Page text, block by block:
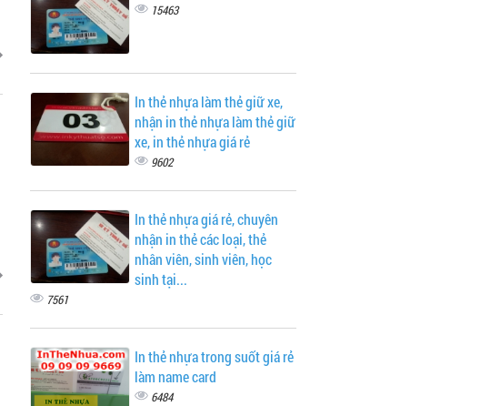
15463
In thẻ nhựa làm thẻ giữ xe,
nhận in thẻ nhựa làm thẻ giữ
xe, in thẻ nhựa giá rẻ
9602
In thẻ nhựa giá rẻ, chuyên
nhận in thẻ các loại, thẻ
nhân viên, sinh viên, học
sinh tại...
7561
In thẻ nhựa trong suốt giá rẻ
làm name card
6484